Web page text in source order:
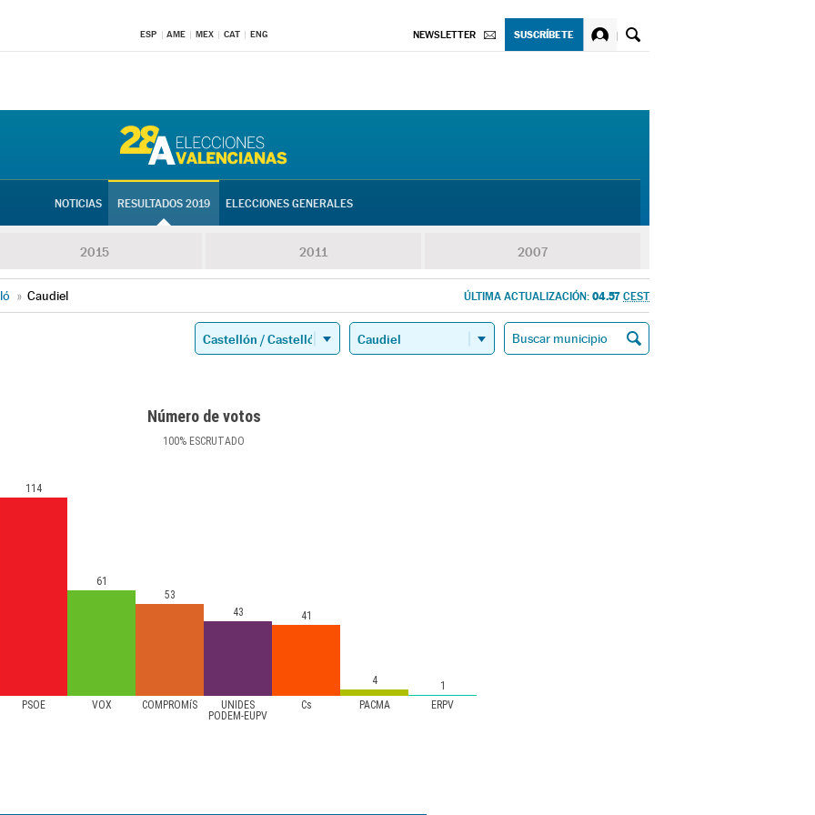
ESP AME MEX CAT ENG NEWSLETTER SUSCRÍBETE
NOTICIAS RESULTADOS 2019 ELECCIONES GENERALES
2015 2011 2007
» Caudiel ÚLTIMA ACTUALIZACIÓN: 04.57 CEST
Número de votos
100% ESCRUTADO
PSOE VOX COMPROMíS
UNIDES
PODEM-EUPV
Cs PACMA ERPV
114
61
53
43
41
4 1